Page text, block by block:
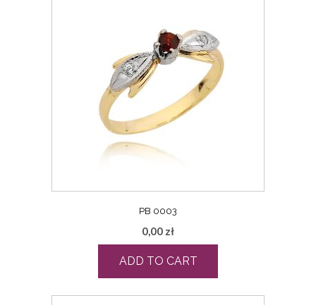
PB 0003
0,00 zł
ADD TO CART